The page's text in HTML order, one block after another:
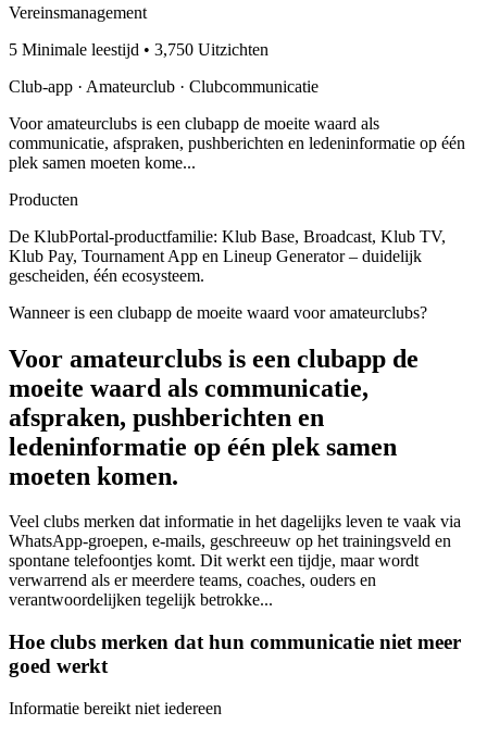
Vereinsmanagement
5 Minimale leestijd • 3,750 Uitzichten
Club-app · Amateurclub · Clubcommunicatie
Voor amateurclubs is een clubapp de moeite waard als
communicatie, afspraken, pushberichten en ledeninformatie op één
plek samen moeten kome...
Producten
De KlubPortal-productfamilie: Klub Base, Broadcast, Klub TV,
Klub Pay, Tournament App en Lineup Generator – duidelijk
gescheiden, één ecosysteem.
Wanneer is een clubapp de moeite waard voor amateurclubs?
Voor amateurclubs is een clubapp de
moeite waard als communicatie,
afspraken, pushberichten en
ledeninformatie op één plek samen
moeten komen.
Veel clubs merken dat informatie in het dagelijks leven te vaak via
WhatsApp-groepen, e-mails, geschreeuw op het trainingsveld en
spontane telefoontjes komt. Dit werkt een tijdje, maar wordt
verwarrend als er meerdere teams, coaches, ouders en
verantwoordelijken tegelijk betrokke...
Hoe clubs merken dat hun communicatie niet meer
goed werkt
Informatie bereikt niet iedereen